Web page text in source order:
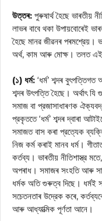
উত্তৰ: পুৰুষাৰ্থ হৈছে ভাৰতীয়
লাভৰ বাবে থকা উপায়বোৰেই
হৈছে মানৱ জীৱনৰ পৰমশ্রেয়।
অর্থ, কাম আৰু মোক্ষ। তলত
(১) ধর্ম: ‘ধর্ম’ শব্দৰ
শব্দৰ উৎপত্তি হৈছে। অর্থাৎ যি
সমাজ বা প্রজাসাধাৰণক
প্রকৃততে ‘ধর্ম’ শব্দৰ দ্বাৰা
সমাজত বাস কৰা প্রত্যেক
নিজ কর্ম কৰাই মানব ধর্ম।
কর্তব্য। ভাৰতীয় নীতিশাস্ত্র
অপৰাধ। সমাজৰ সংহতি আৰু
ধর্মক অতি গুৰুত্ব দিছে। ধর্মই
সচেতনতাৰ উদ্রেক কৰে,
আৰু আধ্যাত্মিক পূর্ণতা আনে।